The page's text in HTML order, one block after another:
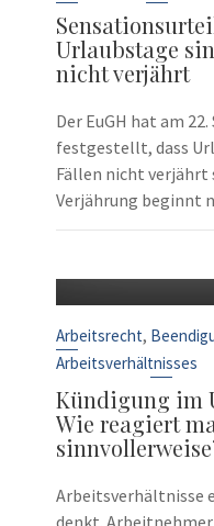
Urlaubstage
nicht verjährt
Der EuGH hat am
festgestellt, dass
Fällen nicht verjährt
Verjährung beginnt
Arbeitsrecht,
Arbeitsverhältnisses
Kündigung im
Wie reagiert
Arbeitsverhältnisse
denkt.